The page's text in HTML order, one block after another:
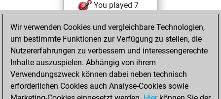
You played 7
You scored +6
=0 -1 in blitz
Freitag,
September 13,
2019
Wir verwenden Cookies und vergleichbare Technologien,
um bestimmte Funktionen zur Verfügung zu stellen, die
Nutzererfahrungen zu verbessern und interessengerechte
Inhalte auszuspielen. Abhängig von ihrem
Verwendungszweck können dabei neben technisch
erforderlichen Cookies auch Analyse-Cookies sowie